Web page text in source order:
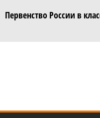
Первенство России в